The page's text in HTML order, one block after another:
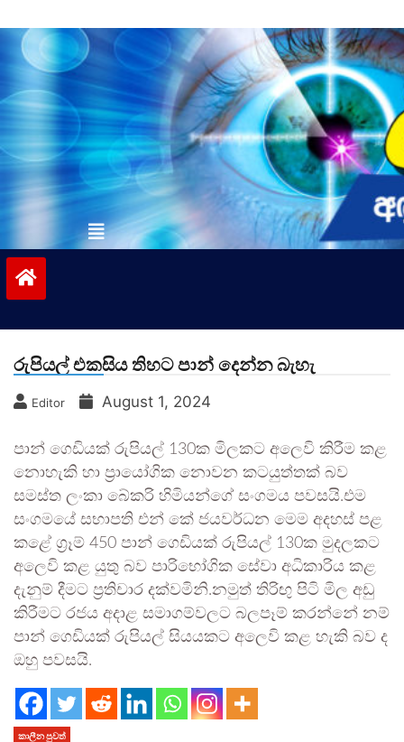
to
contentvinivida.lk
රුපියල් එකසිය තිහට පාන් දෙන්න බැහැ
Editor August 1, 2024
පාන් ගෙඩියක් රුපියල් 130ක මිලකට අලෙවි කිරීම කළ
නොහැකි හා ප්‍රායෝගික නොවන කටයුත්තක් බව
සමස්ත ලංකා බේකරි හිමියන්ගේ සංගමය පවසයි.එම
සංගමයේ සභාපති එන් කේ ජයවර්ධන මෙම අදහස් පළ
කළේ ග්‍රෑම් 450 පාන් ගෙඩියක් රුපියල් 130ක මුදලකට
අලෙවි කළ යුතු බව පාරිභෝගික සේවා අධිකාරිය කළ
දැනුම් දීමට ප්‍රතිචාර දක්වමිනි.නමුත් තිරිඟු පිටි මිල අඩු
කිරීමට රජය අදාළ සමාගම්වලට බලපෑම් කරන්නේ නම්
පාන් ගෙඩියක් රුපියල් සියයකට අලෙවි කළ හැකි බව ද
ඔහු පවසයි.
කාලීන පුවත්